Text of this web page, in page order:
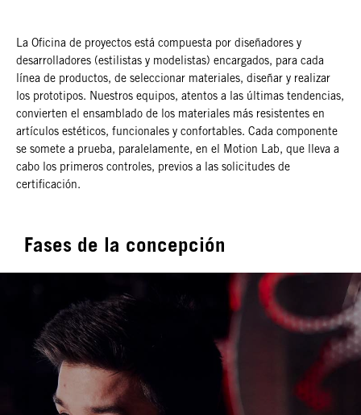
La Oficina de proyectos está compuesta por diseñadores y
desarrolladores (estilistas y modelistas) encargados, para cada
línea de productos, de seleccionar materiales, diseñar y realizar
los prototipos. Nuestros equipos, atentos a las últimas tendencias,
convierten el ensamblado de los materiales más resistentes en
artículos estéticos, funcionales y confortables. Cada componente
se somete a prueba, paralelamente, en el Motion Lab, que lleva a
cabo los primeros controles, previos a las solicitudes de
certificación.
Fases de la concepción